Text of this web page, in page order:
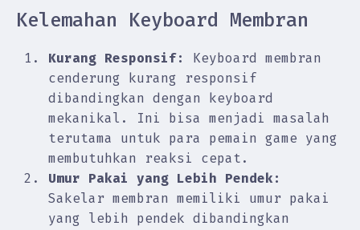
Kelemahan Keyboard Membran
Kurang Responsif:
Keyboard membran
cenderung kurang responsif
dibandingkan dengan keyboard
mekanikal. Ini bisa menjadi masalah
terutama untuk para pemain game yang
membutuhkan reaksi cepat.
Umur Pakai yang Lebih Pendek:
Sakelar membran memiliki umur pakai
yang lebih pendek dibandingkan